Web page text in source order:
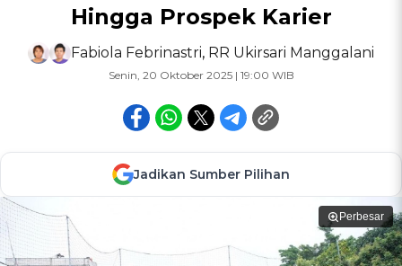
Hingga Prospek Karier
Fabiola Febrinastri, RR Ukirsari Manggalani
Senin, 20 Oktober 2025 | 19:00 WIB
Jadikan Sumber Pilihan
Perbesar